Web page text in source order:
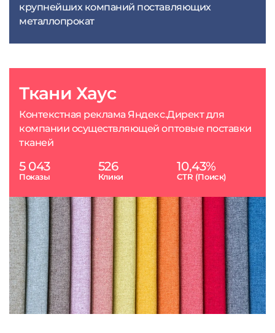
Ткани Хаус
Контекстная реклама Яндекс.Директ для
компании осуществляющей оптовые поставки
тканей
5 043
Показы
526
Клики
10,43%
CTR (Поиск)
крупнейших компаний поставляющих
металлопрокат